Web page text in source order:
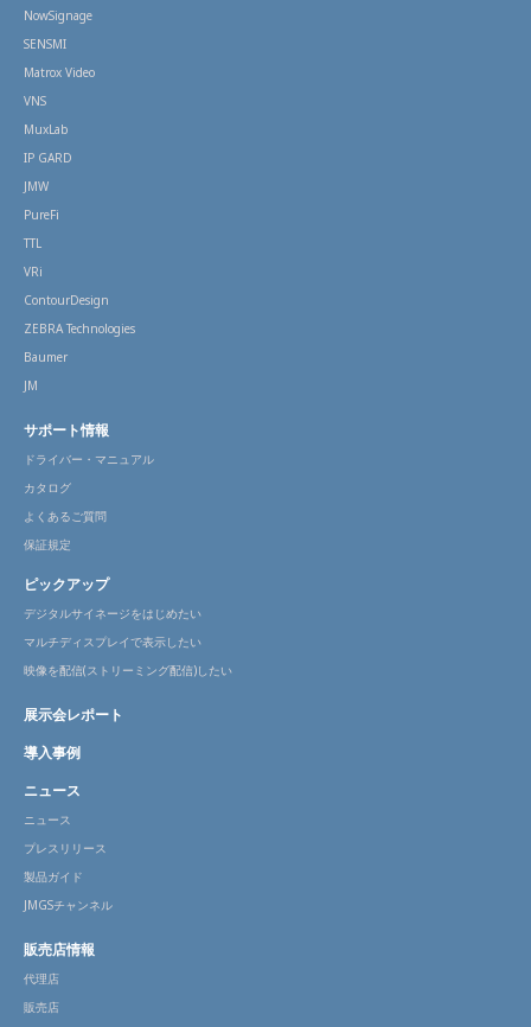
NowSignage
SENSMI
Matrox Video
VNS
MuxLab
IP GARD
JMW
PureFi
TTL
VRi
ContourDesign
ZEBRA Technologies
Baumer
JM
サポート情報
ドライバー・マニュアル
カタログ
よくあるご質問
保証規定
ピックアップ
デジタルサイネージをはじめたい
マルチディスプレイで表示したい
映像を配信(ストリーミング配信)したい
展示会レポート
導入事例
ニュース
ニュース
プレスリリース
製品ガイド
JMGSチャンネル
販売店情報
代理店
販売店